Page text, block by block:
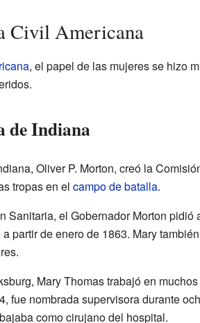
Civil Americana
, el papel de las mujeres se hizo
de Indiana
Oliver P. Morton, creó la
tropas en el campo de batalla.
Sanitaria, el Gobernador Morton
partir de enero de 1863. Mary
Mary Thomas trabajó en
fue nombrada supervisora durante
como cirujano del hospital.